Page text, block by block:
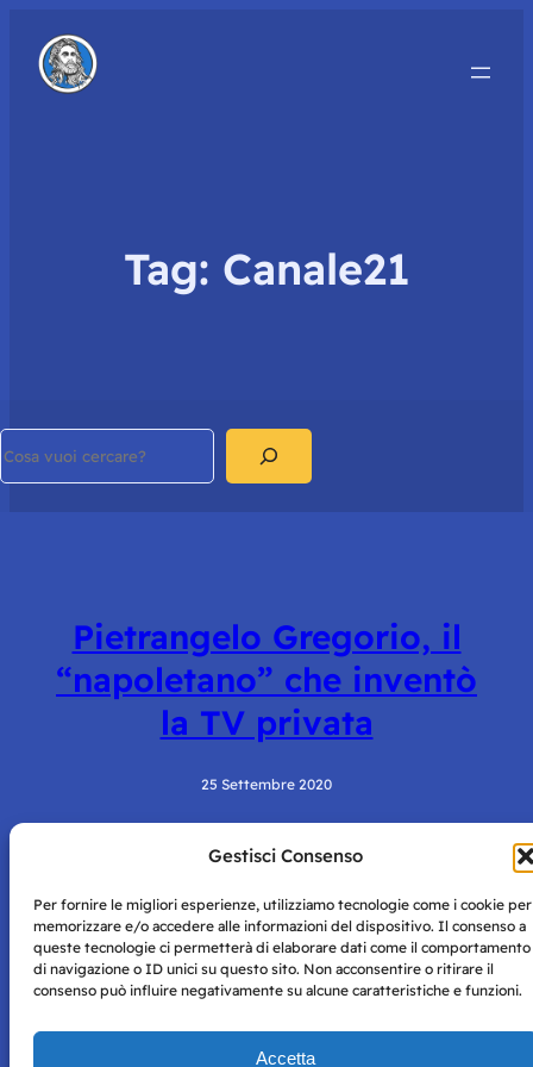
Gestisci Consenso
Per fornire le migliori esperienze, utilizziamo tecnologie come i cookie per
memorizzare e/o accedere alle informazioni del dispositivo. Il consenso a
queste tecnologie ci permetterà di elaborare dati come il comportamento
di navigazione o ID unici su questo sito. Non acconsentire o ritirare il
consenso può influire negativamente su alcune caratteristiche e funzioni.
Accetta
Tag: Canale21
Pietrangelo Gregorio, il
“napoletano” che inventò
la TV privata
25 Settembre 2020
Napoli con autorizzazione numero 38 del 25/9/2019.
Tutte le immagini e i contenuti su questo sito sono forniti